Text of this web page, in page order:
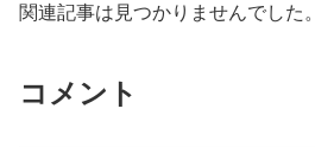
関連記事は見つかりませんでした。
コメント